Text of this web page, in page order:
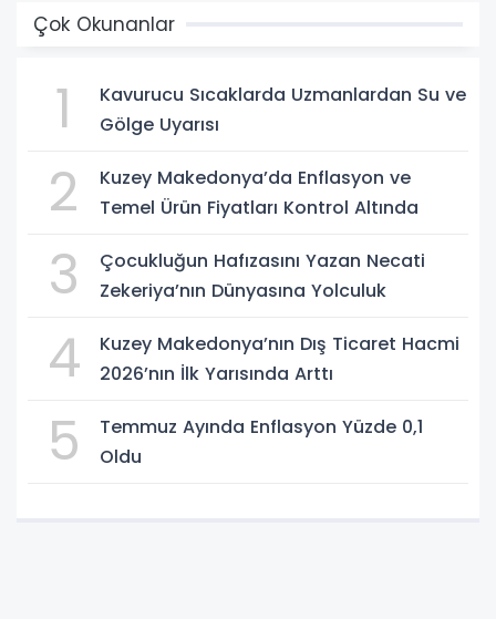
Çok Okunanlar
1
Kavurucu Sıcaklarda Uzmanlardan Su ve
Gölge Uyarısı
2
Kuzey Makedonya’da Enflasyon ve
Temel Ürün Fiyatları Kontrol Altında
3
Çocukluğun Hafızasını Yazan Necati
Zekeriya’nın Dünyasına Yolculuk
4
Kuzey Makedonya’nın Dış Ticaret Hacmi
2026’nın İlk Yarısında Arttı
5
Temmuz Ayında Enflasyon Yüzde 0,1
Oldu